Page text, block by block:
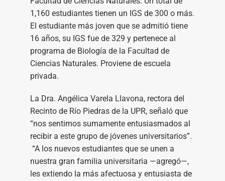
1,160 estudiantes tienen un IGS de 300 o más.
El estudiante más joven que se admitió tiene
16 años, su IGS fue de 329 y pertenece al
programa de Biología de la Facultad de
Ciencias Naturales. Proviene de escuela
privada.
La Dra. Angélica Varela Llavona, rectora del
Recinto de Río Piedras de la UPR, señaló que
“nos sentimos sumamente entusiasmados al
recibir a este grupo de jóvenes universitarios”.
“A los nuevos estudiantes que se unen a
nuestra gran familia universitaria —agregó—,
les extiendo la más afectuosa y entusiasta de